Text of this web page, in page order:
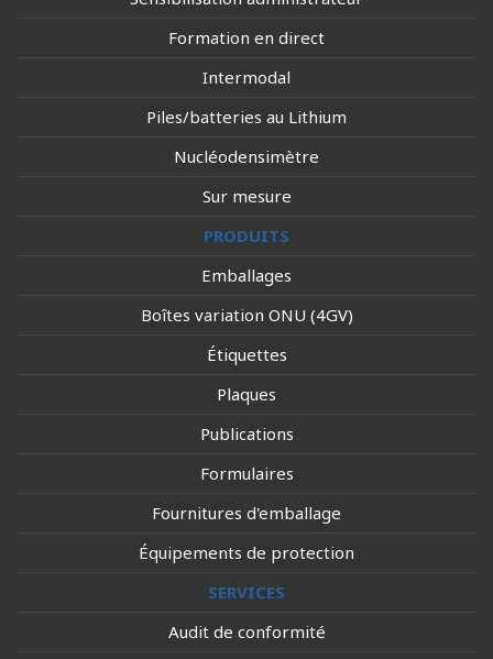
Formation en direct
Intermodal
Piles/batteries au Lithium
Nucléodensimètre
Sur mesure
PRODUITS
Emballages
Boîtes variation ONU (4GV)
Étiquettes
Plaques
Publications
Formulaires
Fournitures d'emballage
Équipements de protection
SERVICES
Audit de conformité